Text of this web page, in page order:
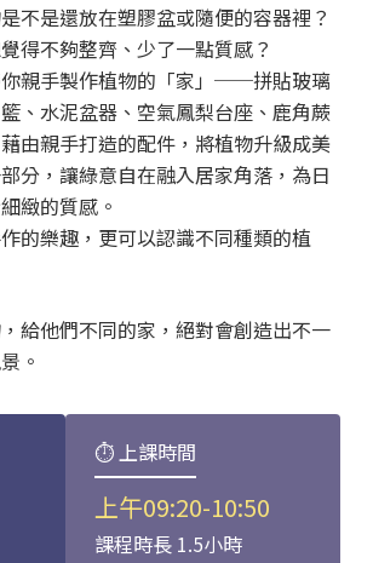
不是還放在塑膠盆或隨便的容器裡？
得不夠整齊、少了一點質感？
親手製作植物的「家」──拼貼玻璃
、水泥盆器、空氣鳳梨台座、鹿角蕨
由親手打造的配件，將植物升級成美
分，讓綠意自在融入居家角落，為日
緻的質感。
的樂趣，更可以認識不同種類的植
給他們不同的家，絕對會創造出不一
。
⏱ 上課時間
上午09:20-10:50
課程時長 1.5小時